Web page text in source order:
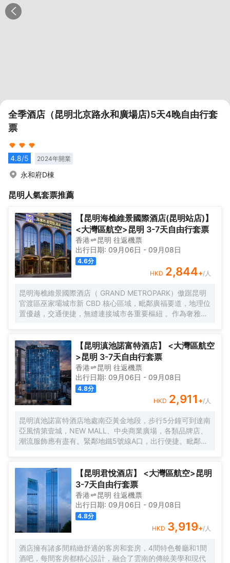
全季酒店（昆明北京路永和廣場店)5天4晚自由行套
票
4.8/5 2024年開業
永和府D棟
昆明 人氣套票推薦
【昆明海樵維景國際酒店(昆明站店)】
<大灣區航空>昆明 3-7天自由行套票
香港 昆明 往返機票
出行日期: 09月06日 - 09月08日
4.6分
HKD 2,844+/人
昆明海樵維景國際酒店（ GRAND METROPARK）傲踞昆明
官渡區巫家壩城市新 CBD 核心區域，毗鄰廣福要道，地理位
置優越，交通便捷，無縫連接城市各重要樞紐 。作為奢雅酒
企尊貴血統， 以非凡氣度為昆明呈現一座集建築藝術與高端
款客於一體的非凡居停目的地。
【昆明滇池諾富特酒店】 <大灣區航空
>昆明 3-7天自由行套票
香港 昆明 往返機票
出行日期: 09月06日 - 09月08日
4.8分
HKD 2,911 +/人
昆明滇池諾富特酒店地處南亞黃金地段，步行5分鐘可到達南
亞風情第壹城，NEW MALL、中央商業廣場，各類品牌店、
潮流服飾應有盡有。緊鄰地鐵5號線A口，出行便捷。毗鄰滇
理想之選。
【昆明君悅酒店】 <大灣區航空>昆明
3-7天自由行套票
香港 昆明 往返機票
出行日期: 09月06日 - 09月08日
4.8分
HKD 3,919+/人
酒店擁有諸多間精緻舒適的客房和套房，4間特色餐廳和1間
酒吧，每間客房都精心設計，融合了雲南的傳統美學和現代